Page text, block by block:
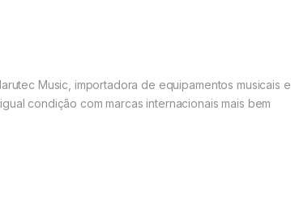
Music, importadora de equipamentos musicais e
condição com marcas internacionais mais bem